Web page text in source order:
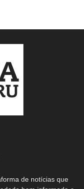
de notícias que